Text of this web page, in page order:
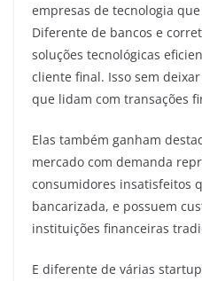
empresas de tecnologia
Diferente de bancos e
soluções tecnológicas
cliente final. Isso sem
que lidam com transações
Elas também ganham
mercado com demanda
consumidores insatisfeitos
bancarizada, e possuem
instituições financeiras
E diferente de várias